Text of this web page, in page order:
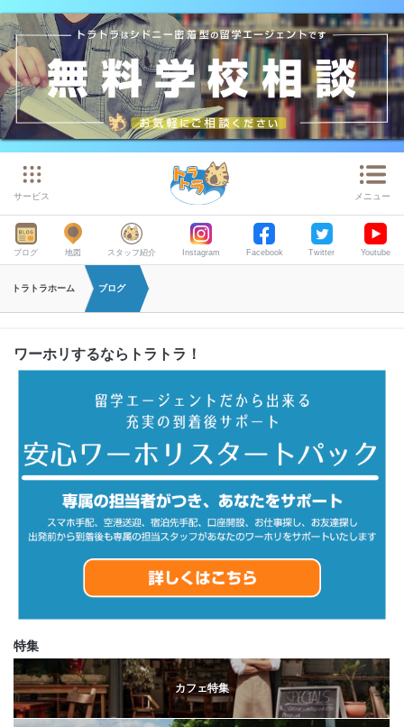
サービス メニュー
ブログ 地図 スタッフ紹介 Instagram Facebook Twitter Youtube
トラトラホーム ブログ
ワーホリするならトラトラ！
特集
カフェ特集